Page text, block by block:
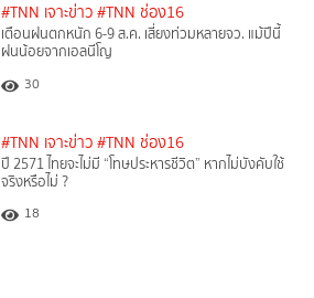
#TNN เจาะข่าว #TNN ช่อง16
เตือนฝนตกหนัก 6-9 ส.ค. เสี่ยงท่วมหลายจว. แม้ปีนี้
ฝนน้อยจากเอลนีโญ
30
#TNN เจาะข่าว #TNN ช่อง16
ปี 2571 ไทยจะไม่มี “โทษประหารชีวิต” หากไม่บังคับใช้
จริงหรือไม่ ?​
18